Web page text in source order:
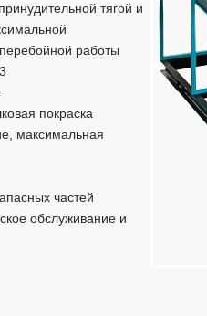
тягой и
работы
покраска
максимальная
частей
обслуживание и